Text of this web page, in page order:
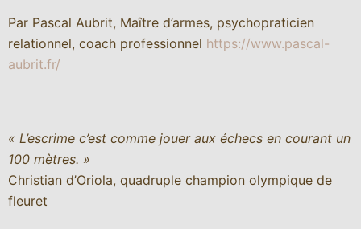
Par Pascal Aubrit, Maître d’armes, psychopraticien
relationnel, coach professionnel https://www.pascal-
aubrit.fr/
« L’escrime c’est comme jouer aux échecs en courant un
100 mètres. »
Christian d’Oriola, quadruple champion olympique de
fleuret